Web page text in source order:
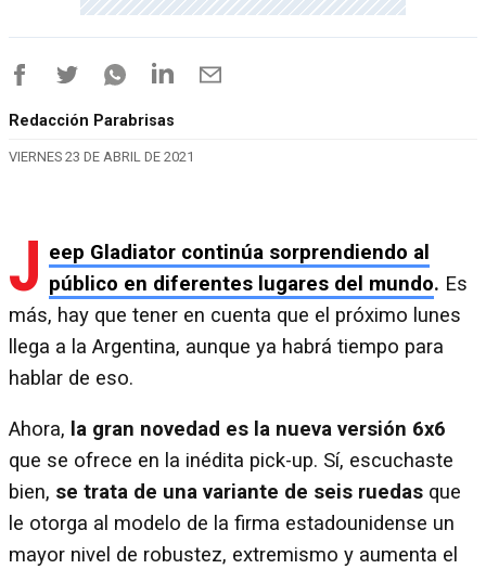
Redacción Parabrisas
VIERNES 23 DE ABRIL DE 2021
J eep Gladiator continúa sorprendiendo al
público en diferentes lugares del mundo. Es
más, hay que tener en cuenta que el próximo lunes
llega a la Argentina, aunque ya habrá tiempo para
hablar de eso.
Ahora, la gran novedad es la nueva versión 6x6
que se ofrece en la inédita pick-up. Sí, escuchaste
bien, se trata de una variante de seis ruedas que
le otorga al modelo de la firma estadounidense un
mayor nivel de robustez, extremismo y aumenta el